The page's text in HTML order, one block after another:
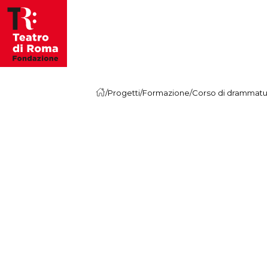
Vai al contenuto
/Progetti/Formazione/Corso di